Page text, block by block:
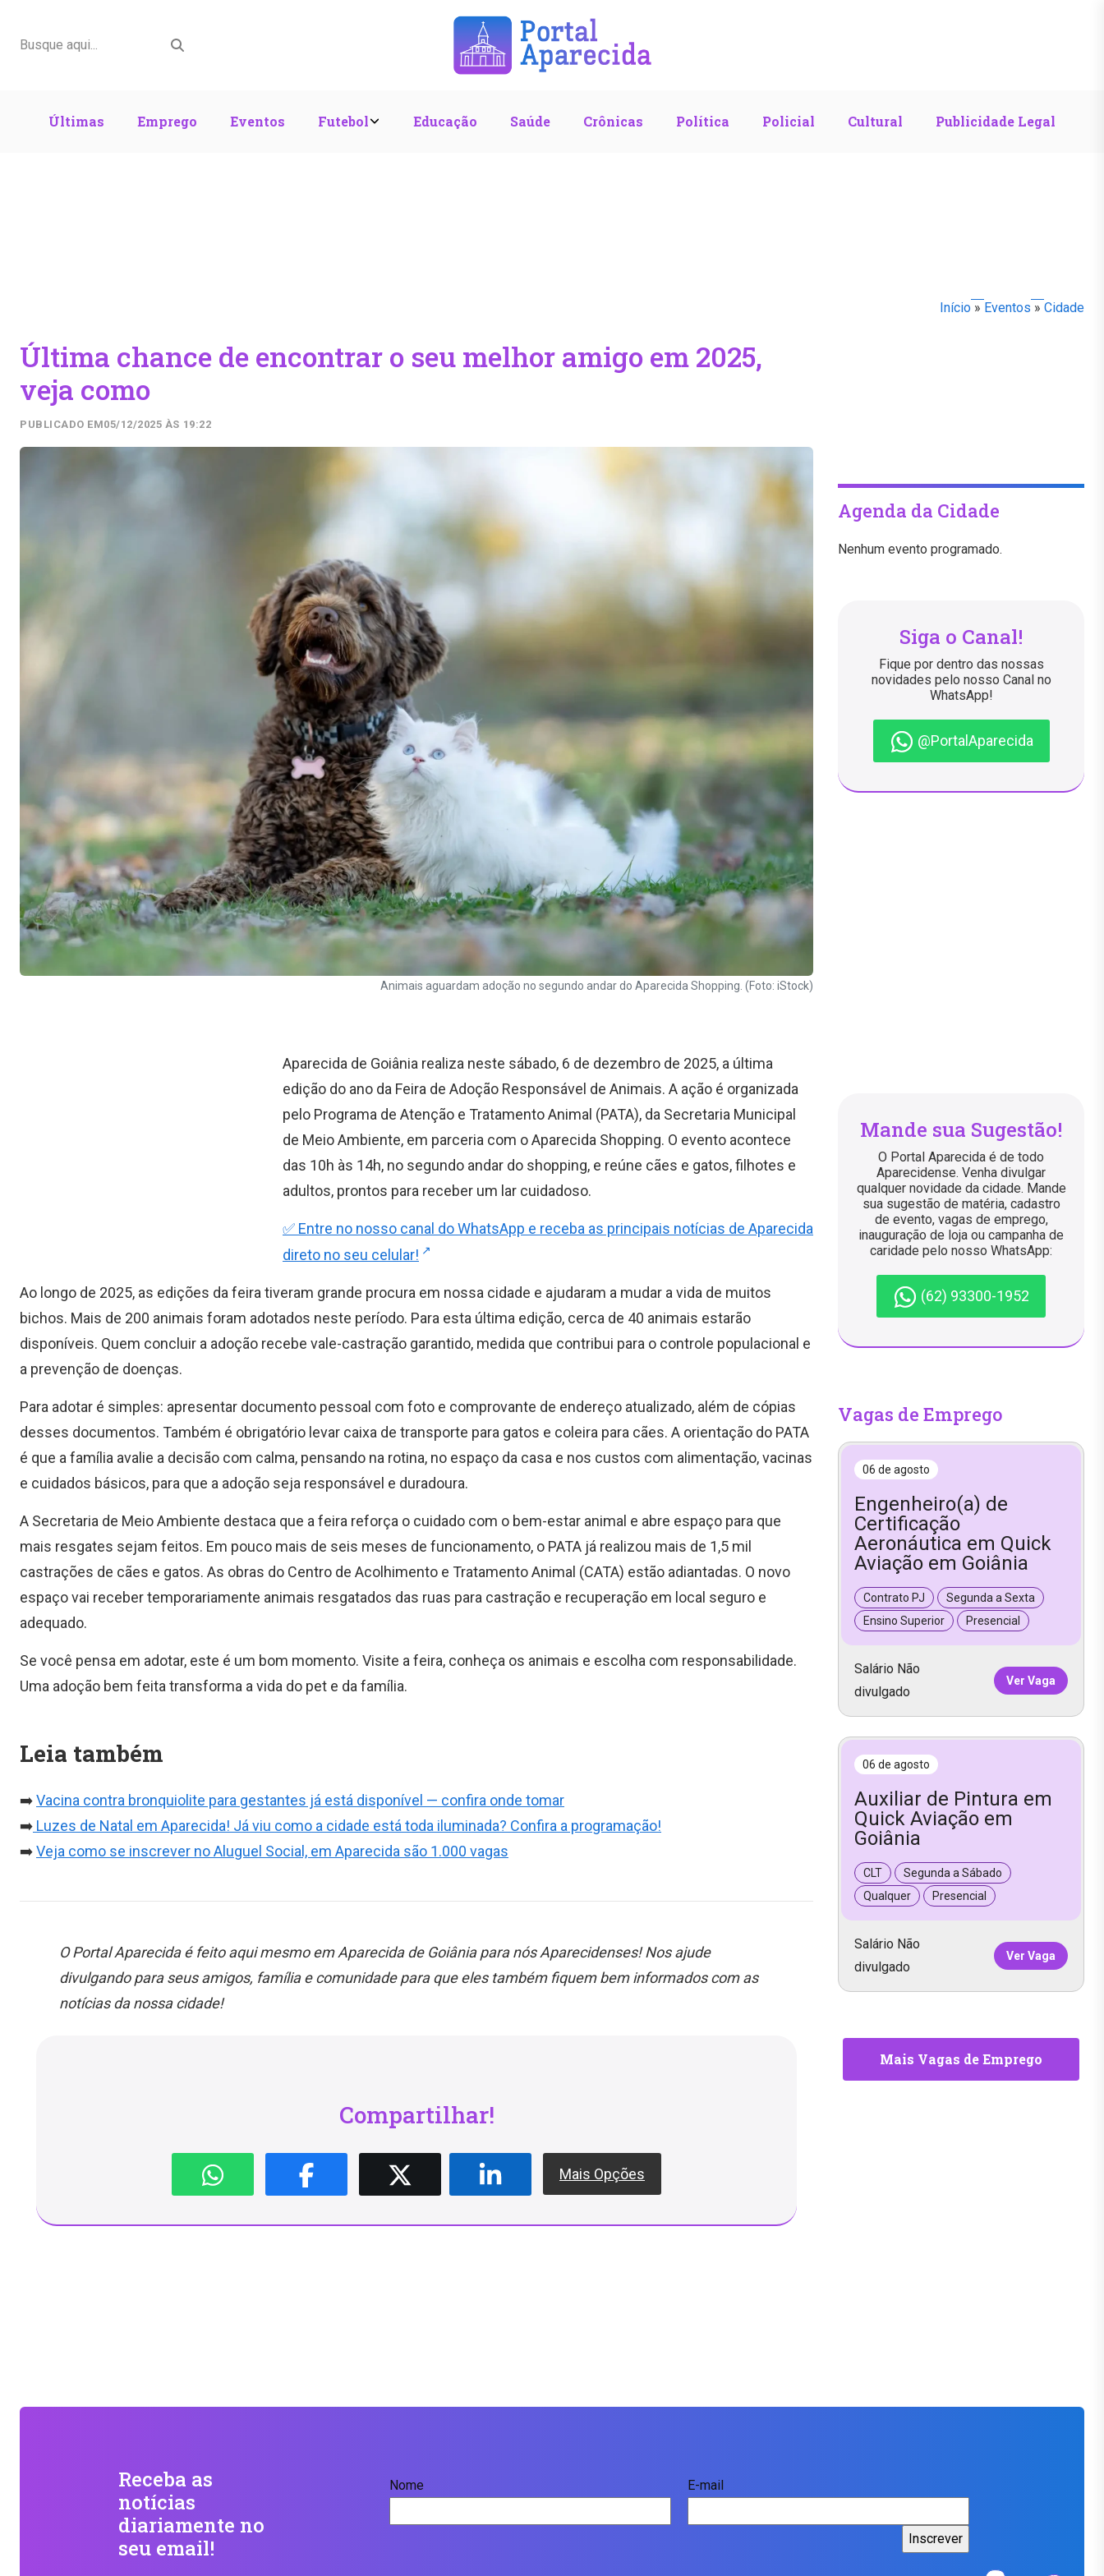
Últimas Emprego Eventos Futebol Educação Saúde Crônicas Política Policial Cultural Publicidade Legal
Início » Eventos » Cidade
Última chance de encontrar o seu melhor amigo em 2025,
veja como
PUBLICADO EM05/12/2025 ÀS 19:22
Animais aguardam adoção no segundo andar do Aparecida Shopping. (Foto: iStock)
Aparecida de Goiânia realiza neste sábado, 6 de dezembro de 2025, a última
edição do ano da Feira de Adoção Responsável de Animais. A ação é organizada
pelo Programa de Atenção e Tratamento Animal (PATA), da Secretaria Municipal
de Meio Ambiente, em parceria com o Aparecida Shopping. O evento acontece
das 10h às 14h, no segundo andar do shopping, e reúne cães e gatos, filhotes e
adultos, prontos para receber um lar cuidadoso.
✅ Entre no nosso canal do WhatsApp e receba as principais notícias de Aparecida
direto no seu celular!
Ao longo de 2025, as edições da feira tiveram grande procura em nossa cidade e ajudaram a mudar a vida de muitos
bichos. Mais de 200 animais foram adotados neste período. Para esta última edição, cerca de 40 animais estarão
disponíveis. Quem concluir a adoção recebe vale-castração garantido, medida que contribui para o controle populacional e
a prevenção de doenças.
Para adotar é simples: apresentar documento pessoal com foto e comprovante de endereço atualizado, além de cópias
desses documentos. Também é obrigatório levar caixa de transporte para gatos e coleira para cães. A orientação do PATA
é que a família avalie a decisão com calma, pensando na rotina, no espaço da casa e nos custos com alimentação, vacinas
e cuidados básicos, para que a adoção seja responsável e duradoura.
A Secretaria de Meio Ambiente destaca que a feira reforça o cuidado com o bem-estar animal e abre espaço para que
mais resgates sejam feitos. Em pouco mais de seis meses de funcionamento, o PATA já realizou mais de 1,5 mil
castrações de cães e gatos. As obras do Centro de Acolhimento e Tratamento Animal (CATA) estão adiantadas. O novo
espaço vai receber temporariamente animais resgatados das ruas para castração e recuperação em local seguro e
adequado.
Se você pensa em adotar, este é um bom momento. Visite a feira, conheça os animais e escolha com responsabilidade.
Uma adoção bem feita transforma a vida do pet e da família.
Leia também
➡️Vacina contra bronquiolite para gestantes já está disponível — confira onde tomar
➡️ Luzes de Natal em Aparecida! Já viu como a cidade está toda iluminada? Confira a programação!
➡️Veja como se inscrever no Aluguel Social, em Aparecida são 1.000 vagas
O Portal Aparecida é feito aqui mesmo em Aparecida de Goiânia para nós Aparecidenses! Nos ajude
divulgando para seus amigos, família e comunidade para que eles também fiquem bem informados com as
notícias da nossa cidade!
Compartilhar!
Mais Opções
Agenda da Cidade
Nenhum evento programado.
Siga o Canal!
Fique por dentro das nossas
novidades pelo nosso Canal no
WhatsApp!
@PortalAparecida
Mande sua Sugestão!
O Portal Aparecida é de todo
Aparecidense. Venha divulgar
qualquer novidade da cidade. Mande
sua sugestão de matéria, cadastro
de evento, vagas de emprego,
inauguração de loja ou campanha de
caridade pelo nosso WhatsApp:
(62) 93300-1952
Vagas de Emprego
06 de agosto
Engenheiro(a) de
Certificação
Aeronáutica em Quick
Aviação em Goiânia
Contrato PJ
Segunda a Sexta
Ensino Superior
Presencial
Salário Não
divulgado
Ver Vaga
06 de agosto
Auxiliar de Pintura em
Quick Aviação em
Goiânia
CLT
Segunda a Sábado
Qualquer
Presencial
Salário Não
divulgado
Ver Vaga
Mais Vagas de Emprego
Receba as
notícias
diariamente no
seu email!
Nome E-mail